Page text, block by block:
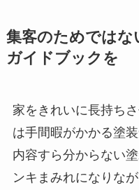
集客のためではな
ガイドブックを
家をきれいに長持ち
は手間暇がかかる塗
内容すら分からない
ンキまみれになりな